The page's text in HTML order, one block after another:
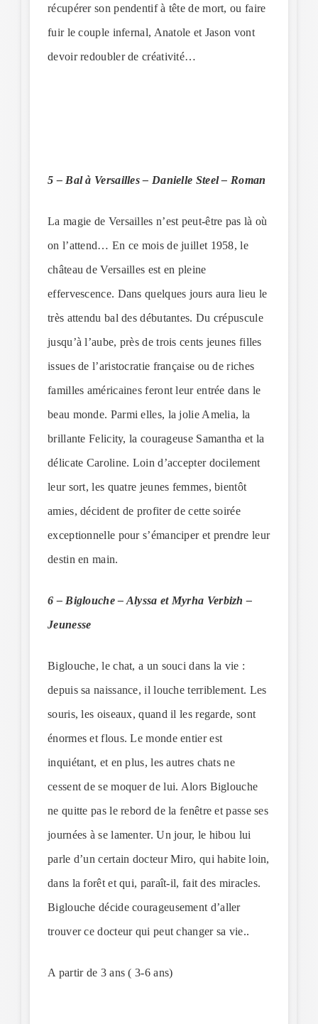
récupérer son pendentif à tête de mort, ou faire
fuir le couple infernal, Anatole et Jason vont
devoir redoubler de créativité…
5 – Bal à Versailles – Danielle Steel – Roman
La magie de Versailles n’est peut-être pas là où
on l’attend… En ce mois de juillet 1958, le
château de Versailles est en pleine
effervescence. Dans quelques jours aura lieu le
très attendu bal des débutantes. Du crépuscule
jusqu’à l’aube, près de trois cents jeunes filles
issues de l’aristocratie française ou de riches
familles américaines feront leur entrée dans le
beau monde. Parmi elles, la jolie Amelia, la
brillante Felicity, la courageuse Samantha et la
délicate Caroline. Loin d’accepter docilement
leur sort, les quatre jeunes femmes, bientôt
amies, décident de profiter de cette soirée
exceptionnelle pour s’émanciper et prendre leur
destin en main.
6 – Biglouche – Alyssa et Myrha Verbizh –
Jeunesse
Biglouche, le chat, a un souci dans la vie :
depuis sa naissance, il louche terriblement. Les
souris, les oiseaux, quand il les regarde, sont
énormes et flous. Le monde entier est
inquiétant, et en plus, les autres chats ne
cessent de se moquer de lui. Alors Biglouche
ne quitte pas le rebord de la fenêtre et passe ses
journées à se lamenter. Un jour, le hibou lui
parle d’un certain docteur Miro, qui habite loin,
dans la forêt et qui, paraît-il, fait des miracles.
Biglouche décide courageusement d’aller
trouver ce docteur qui peut changer sa vie..
A partir de 3 ans ( 3-6 ans)